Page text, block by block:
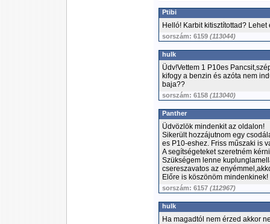
Ptibi
Helló! Karbit kitisztítottad?
sorszám: 6159 (113044)
hulk
Üdv!Vettem 1 P10es
kifogy a benzin és azóta nem
baja??
sorszám: 6158 (113040)
Panther
Üdvözlök mindenkit az oldalon!
Sikerült hozzájutnom egy
es P10-eshez. Friss műszaki is
A segítségeteket szeretném
Szükségem lenne
csereszavatos az
Előre is köszönöm mindenkinek!
sorszám: 6157 (112967)
hulk
Ha magadtól nem érzed akkor